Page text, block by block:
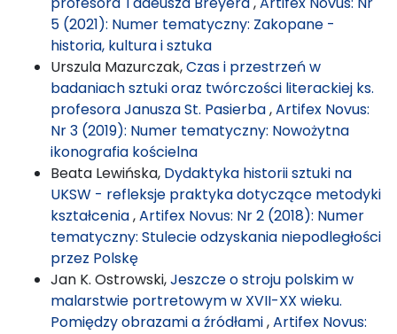
5 (2021): Numer tematyczny: Zakopane -
historia, kultura i sztuka
Urszula Mazurczak,Czas i przestrzeń w
badaniach sztuki oraz twórczości literackiej ks.
profesora Janusza St. Pasierba,Artifex Novus:
Nr 3 (2019): Numer tematyczny: Nowożytna
ikonografia kościelna
Beata Lewińska, Dydaktyka historii sztuki na
UKSW - refleksje praktyka dotyczące metodyki
kształcenia,Artifex Novus: Nr 2 (2018): Numer
tematyczny: Stulecie odzyskania niepodległości
przez Polskę
Jan K. Ostrowski,Jeszcze o stroju polskim w
malarstwie portretowym w XVII-XX wieku.
Pomiędzy obrazami a źródłami,Artifex Novus: